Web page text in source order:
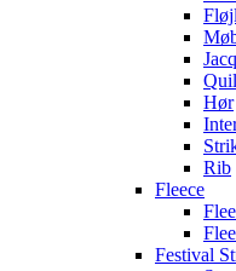
Fløjl
Hør
Rib
Fleece
Festival